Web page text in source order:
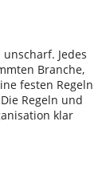
Jedes
Branche,
festen Regeln
Regeln und
klar